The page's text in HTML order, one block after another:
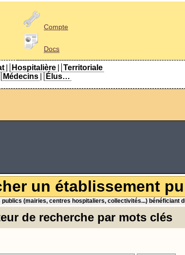
Compte
Docs
Hospitalière
Territoriale
Médecins Élus…
un établissement
(mairies, centres hospitaliers, collectivités...) bénéficiant
de recherche par mots clés